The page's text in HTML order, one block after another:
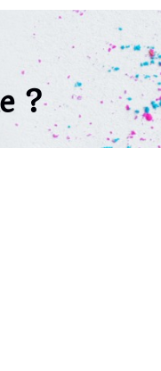
?